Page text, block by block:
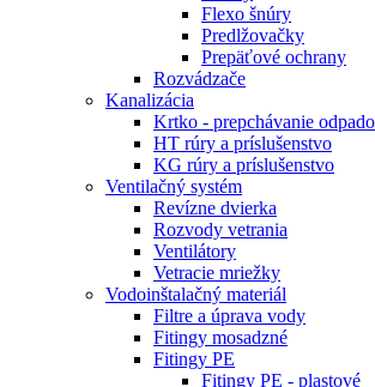
Flexo šnúry
Predlžovačky
Prepäťové ochrany
Rozvádzače
Kanalizácia
Krtko - prepchávanie
HT rúry a príslušenstvo
KG rúry a príslušenstvo
Ventilačný systém
Revízne dvierka
Rozvody vetrania
Ventilátory
Vetracie mriežky
Vodoinštalačný materiál
Filtre a úprava vody
Fitingy mosadzné
Fitingy PE
Fitingy PE - plastové